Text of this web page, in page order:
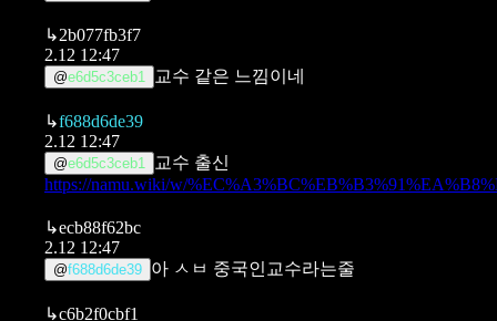
↳2b077fb3f7
2.12 12:47
@e6d5c3ceb1 교수 같은 느낌이네
↳f688d6de39
2.12 12:47
@e6d5c3ceb1
교수 출신
https://namu.wiki/w/
↳ecb88f62bc
2.12 12:47
@f688d6de39 아 ㅅㅂ 중국인교수라는줄
↳c6b2f0cbf1